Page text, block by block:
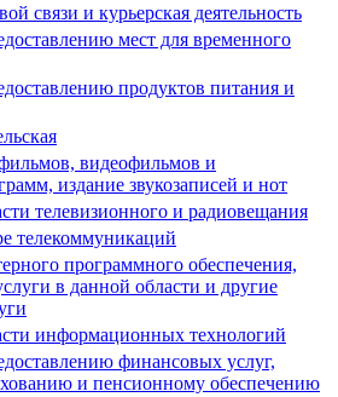
связи и курьерская деятельность
мест для временного
продуктов питания и
видеофильмов и
издание звукозаписей и нот
телевизионного и радиовещания
телекоммуникаций
программного обеспечения,
в данной области и другие
информационных технологий
финансовых услуг,
и пенсионному обеспечению